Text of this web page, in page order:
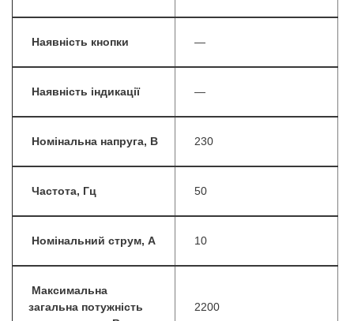
Наявність кнопки —
Наявність індикації —
Номінальна напруга, В 230
Частота, Гц 50
Номінальний струм, А 10
Максимальна
загальна потужність
2200